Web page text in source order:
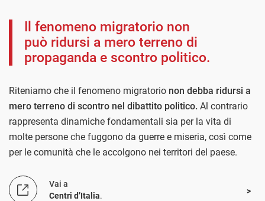
Il fenomeno migratorio non
può ridursi a mero terreno di
propaganda e scontro politico.
Riteniamo che il fenomeno migratorio non debba ridursi a
mero terreno di scontro nel dibattito politico. Al contrario
rappresenta dinamiche fondamentali sia per la vita di
molte persone che fuggono da guerre e miseria, così come
per le comunità che le accolgono nei territori del paese.
Vai a
Centri d’Italia.